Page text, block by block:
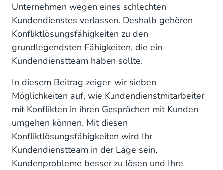
Es wird zu Konflikten kommen
Sieben Fähigkeiten, die Ihre Vertreter bei der
Lösung von Konflikten einsetzen können
Bleiben Sie so ruhig wie möglich
Verstehen, was der Anrufer will
Erwartungen managen und Grenzen setzen
Um einen Kunden zu halten, muss man den
richtigen Ton treffen
Verwaltung der psychischen Gesundheit
Unternehmen wegen eines schlechten
Kundendienstes verlassen. Deshalb gehören
Konfliktlösungsfähigkeiten zu den
grundlegendsten Fähigkeiten, die ein
Kundendienstteam haben sollte.
In diesem Beitrag zeigen wir sieben
Möglichkeiten auf, wie Kundendienstmitarbeiter
mit Konflikten in ihren Gesprächen mit Kunden
umgehen können. Mit diesen
Konfliktlösungsfähigkeiten wird Ihr
Kundendienstteam in der Lage sein,
Kundenprobleme besser zu lösen und Ihre